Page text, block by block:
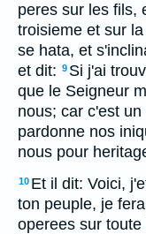
peres sur les fils,
troisieme et sur
se hata, et
et dit: 9 Si j'ai
que le Seigneur
nous; car c'est
pardonne nos
nous pour
10 Et il dit: Voici,
ton peuple, je
operees sur